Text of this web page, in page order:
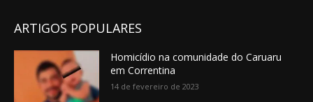
ARTIGOS POPULARES
Homicídio na comunidade do Caruaru
em Correntina
14 de fevereiro de 2023